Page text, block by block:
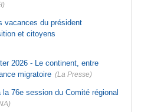
vacances du président
et citoyens
2026 - Le continent, entre
migratoire (La Presse)
la 76e session du Comité régional